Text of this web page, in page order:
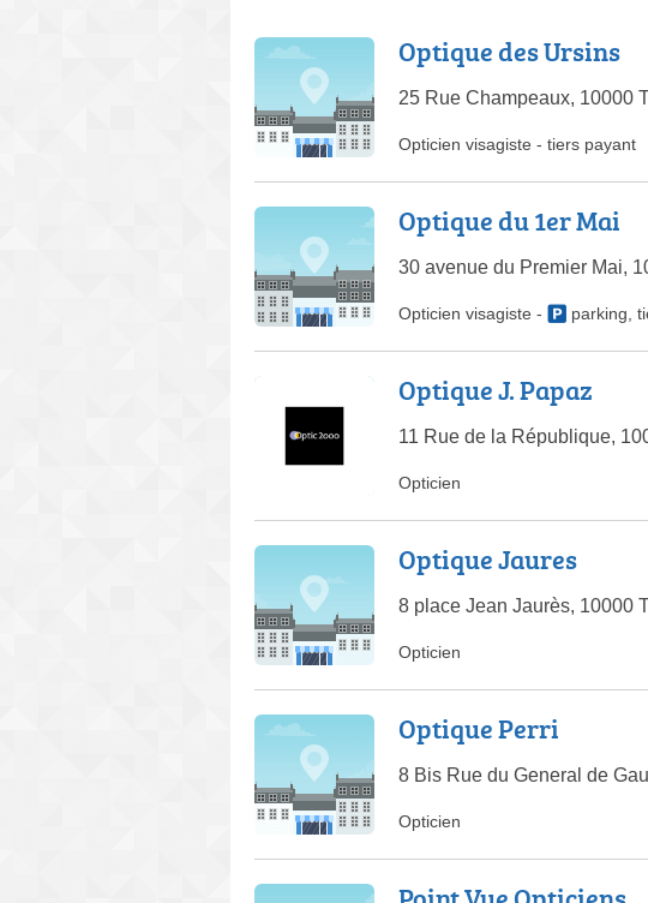
Optique des Ursins
25 Rue Champeaux, 10000
Opticien visagiste - tiers payant
Optique du 1er Mai
30 avenue du Premier Mai,
Opticien visagiste - parking
Optique J. Papaz
11 Rue de la République,
Opticien
Optique Jaures
8 place Jean Jaurès, 10000
Opticien
Optique Perri
8 Bis Rue du General de
Opticien